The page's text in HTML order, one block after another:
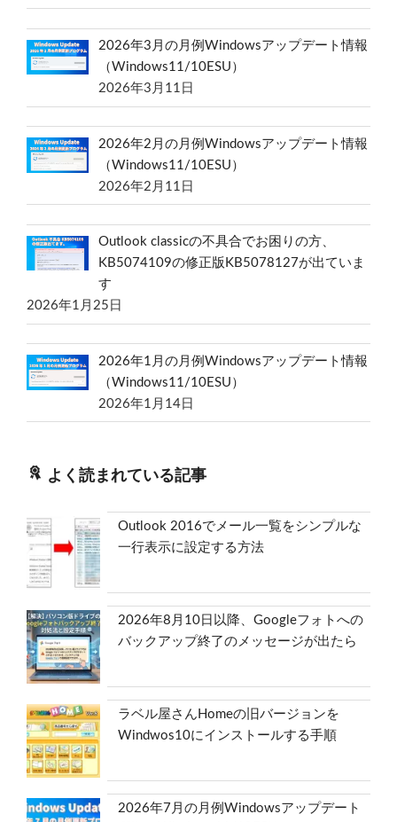
2026年3月の月例Windowsアップデート情報
（Windows11/10ESU）
2026年3月11日
2026年2月の月例Windowsアップデート情報
（Windows11/10ESU）
2026年2月11日
Outlook classicの不具合でお困りの方、
KB5074109の修正版KB5078127が出ていま
す
2026年1月25日
2026年1月の月例Windowsアップデート情報
（Windows11/10ESU）
2026年1月14日
よく読まれている記事
Outlook 2016でメール一覧をシンプルな
一行表示に設定する方法
2026年8月10日以降、Googleフォトへの
バックアップ終了のメッセージが出たら
ラベル屋さんHomeの旧バージョンを
Windwos10にインストールする手順
2026年7月の月例Windowsアップデート